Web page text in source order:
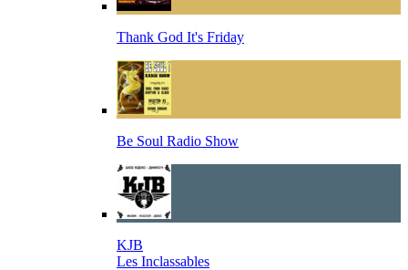
Thank God It's Friday
Be Soul Radio Show
KJB
Les Inclassables